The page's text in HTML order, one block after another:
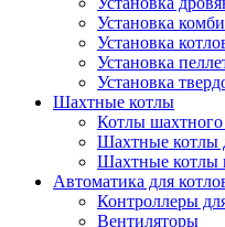
Установка
Установка
Установка
Установка
Шахтные котлы
Котлы шахтного
Шахтные котлы
Шахтные котлы
Автоматика для
Контроллеры
Вентиляторы